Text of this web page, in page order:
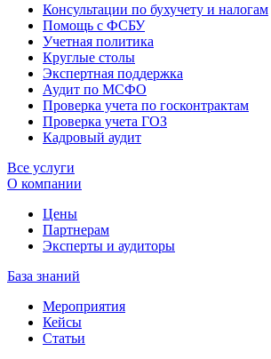
Консультации по бухучету и налогам
Помощь с ФСБУ
Учетная политика
Круглые столы
Экспертная поддержка
Аудит по МСФО
Проверка учета по госконтрактам
Проверка учета ГОЗ
Кадровый аудит
Все услуги
О компании
Цены
Партнерам
Эксперты и аудиторы
База знаний
Мероприятия
Кейсы
Статьи